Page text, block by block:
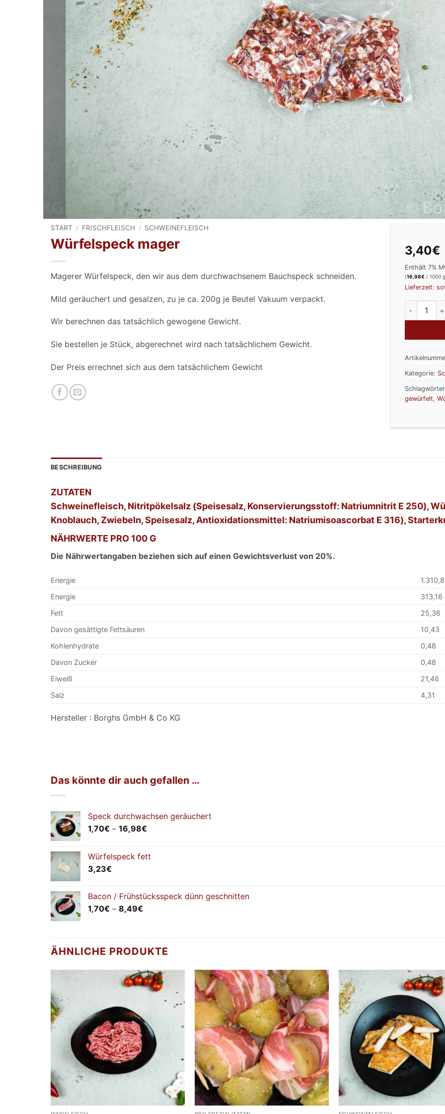
START / FRISCHFLEISCH / SCHWEINEFLEISCH
Würfelspeck mager
Magerer Würfelspeck, den wir aus dem durchwachsenem Bauchspeck schneiden.
Mild geräuchert und gesalzen, zu je ca. 200g je Beutel Vakuum verpackt.
Wir berechnen das tatsächlich gewogene Gewicht.
Sie bestellen je Stück, abgerechnet wird nach tatsächlichem Gewicht.
Der Preis errechnet sich aus dem tatsächlichem Gewicht
3,40€
Enthält 7%
(16,98€/ 1000
Lieferzeit:
Kategorie:
gewürfelt,
BESCHREIBUNG
ZUTATEN
Schweinefleisch, Nitritpökelsalz (Speisesalz, Konservierungsstoff: Natriumnitrit E 250),
Knoblauch, Zwiebeln, Speisesalz, Antioxidationsmittel: Natriumisoascorbat E 316),
NÄHRWERTE PRO 100 G
Die Nährwertangaben beziehen sich auf einen Gewichtsverlust von 20%.
Energie
Energie
313,16
Fett
25,36
Davon gesättigte Fettsäuren
10,43
Kohlenhydrate
0,48
Davon Zucker
0,48
Eiweiß
21,46
Salz
4,31
Hersteller : Borghs GmbH & Co KG
Das könnte dir auch gefallen …
Speck durchwachsen geräuchert
1,70€ – 16,98€
16,98€
Würfelspeck fett
3,23€
Bacon / Frühstücksspeck dünn geschnitten
1,70€ – 8,49€
ÄHNLICHE PRODUKTE